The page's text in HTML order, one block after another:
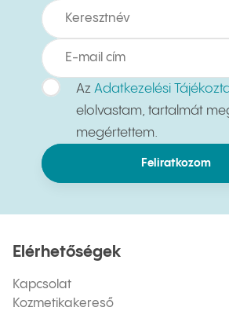
Az Adatkezelési
elolvastam, tartalmát
megértettem.
Feliratkozom
Elérhetőségek
Kapcsolat
Kozmetikakereső